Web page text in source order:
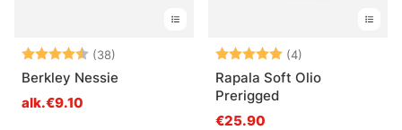
Arvio: (38)
4.5 5:sta tähdestä
Berkley Nessie
alk.€9.10
Arvio: (4)
Rapala Soft Olio
Prerigged
€25.90